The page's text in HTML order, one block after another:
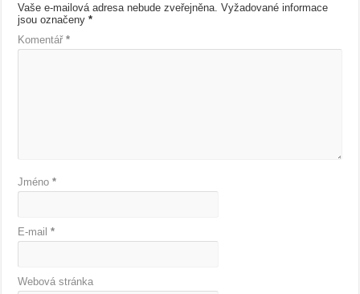
Vaše e-mailová adresa nebude zveřejněna. Vyžadované informace
jsou označeny*
Komentář*
Jméno*
E-mail*
Webová stránka